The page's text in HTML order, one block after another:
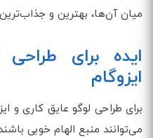
میان آن‌ها، بهترین و
ایده برای
ایزوگام
برای طراحی لوگو عایق کاری و
می‌توانند منبع الهام خوبی